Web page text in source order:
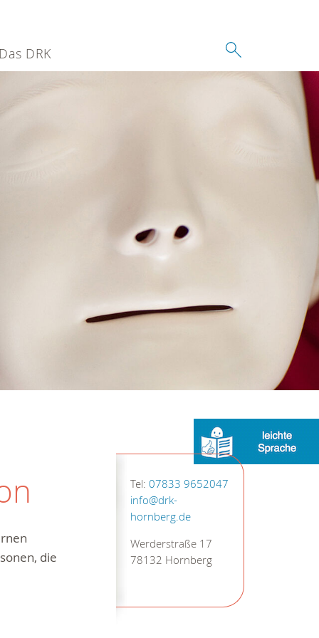
Das DRK
Tel: 07833 9652047
info@drk-
hornberg.de
Werderstraße 17
78132 Hornberg
die